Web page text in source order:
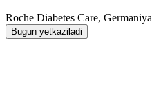
Roche Diabetes Care, Germaniya
Bugun yetkaziladi